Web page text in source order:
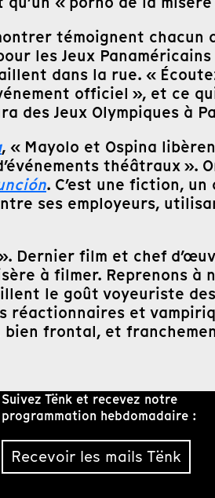
témoignent chacun
les Jeux Panaméricains
dans la rue. «
officiel », et ce
des Jeux Olympiques à
, « Mayolo et Ospina
théâtraux ».
. C’est une fiction,
ses employeurs,
Dernier film et chef
à filmer. Reprenons à
le goût voyeuriste
et
frontal, et
Suivez Tënk et recevez notre
programmation hebdomadaire :
Recevoir les mails Tënk